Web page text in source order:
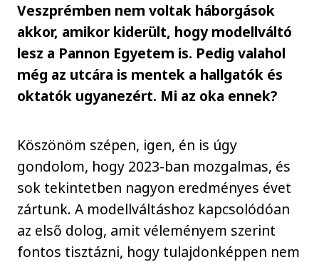
Veszprémben nem voltak háborgások
akkor, amikor kiderült, hogy modellváltó
lesz a Pannon Egyetem is. Pedig valahol
még az utcára is mentek a hallgatók és
oktatók ugyanezért. Mi az oka ennek?
Köszönöm szépen, igen, én is úgy
gondolom, hogy 2023-ban mozgalmas, és
sok tekintetben nagyon eredményes évet
zártunk. A modellváltáshoz kapcsolódóan
az első dolog, amit véleményem szerint
fontos tisztázni, hogy tulajdonképpen nem